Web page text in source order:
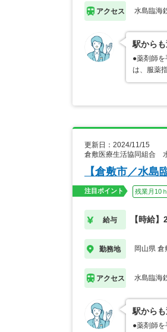
アクセス 水島臨海
駅から
●薬剤師
は、服薬
更新日：2024/11/15
倉敷医療生活協同組合
【倉敷市／水
注目ポイント 残業月10
給与 【時給
勤務地 岡山県 倉
アクセス 水島臨海
駅から
●薬剤師